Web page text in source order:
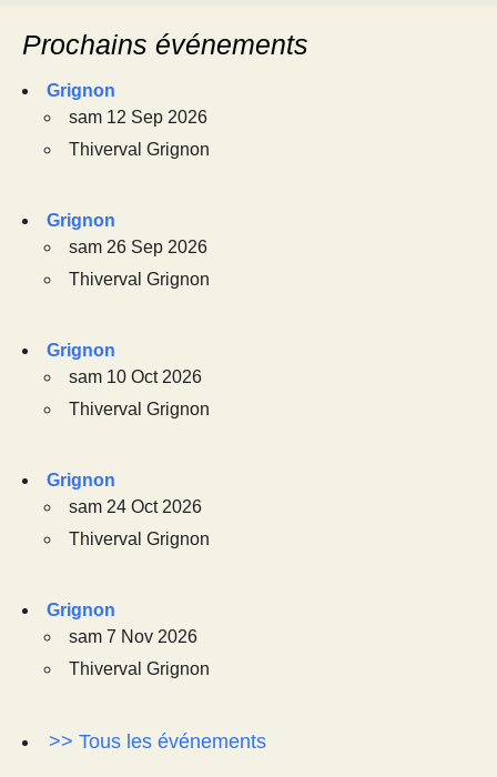
Prochains événements
Grignon
sam 12 Sep 2026
Thiverval Grignon
Grignon
sam 26 Sep 2026
Thiverval Grignon
Grignon
sam 10 Oct 2026
Thiverval Grignon
Grignon
sam 24 Oct 2026
Thiverval Grignon
Grignon
sam 7 Nov 2026
Thiverval Grignon
>> Tous les événements